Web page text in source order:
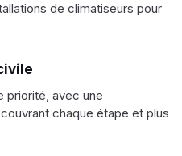
de climatiseurs pour
priorité, avec une
chaque étape et plus